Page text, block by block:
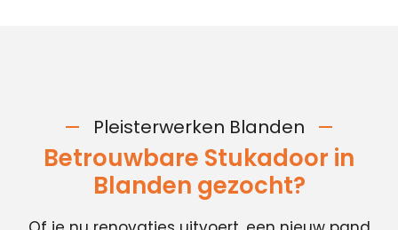
Pleisterwerken Blanden
Betrouwbare Stukadoor in
Blanden gezocht?